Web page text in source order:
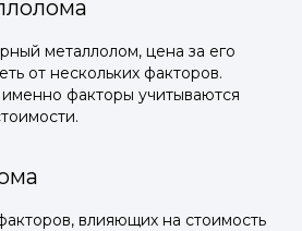
металлолом, цена за его
от нескольких факторов.
факторы учитываются
влияющих на стоимость